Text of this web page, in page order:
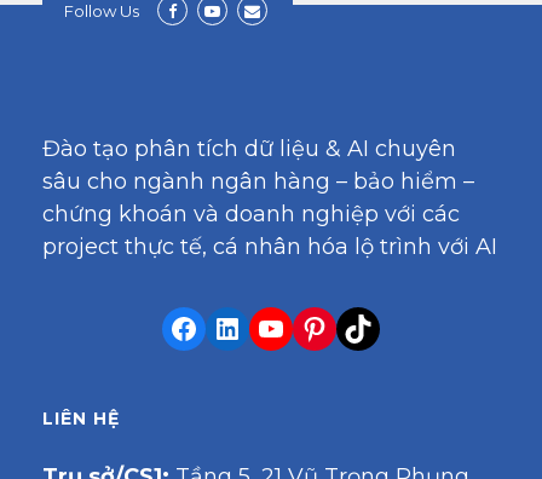
Follow Us
Đào tạo phân tích dữ liệu & AI chuyên
sâu cho ngành ngân hàng – bảo hiểm –
chứng khoán và doanh nghiệp với các
project thực tế, cá nhân hóa lộ trình với AI
LIÊN HỆ